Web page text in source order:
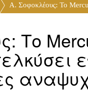
Α. Σοφοκλέους: Το
Το